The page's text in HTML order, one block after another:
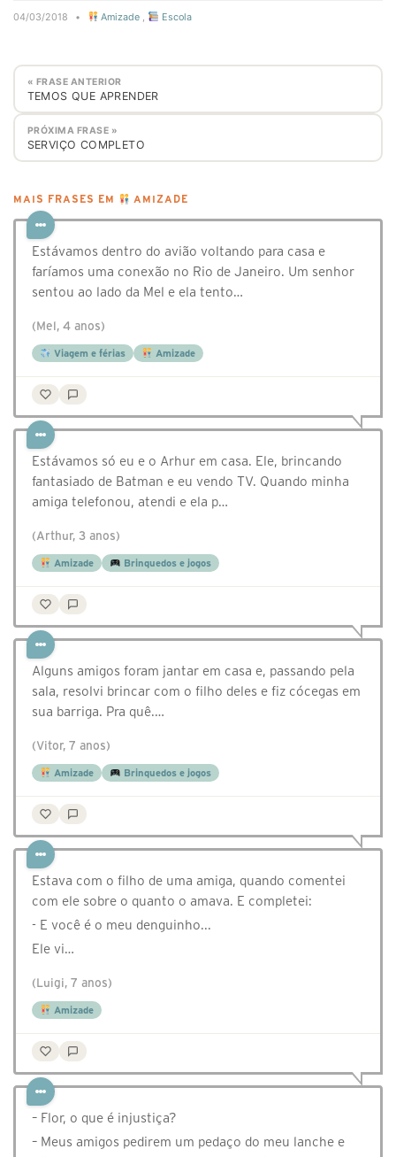
04/03/2018 • Amizade , Escola
« FRASE ANTERIOR
TEMOS QUE APRENDER
PRÓXIMA FRASE »
SERVIÇO COMPLETO
MAIS FRASES EM AMIZADE
Estávamos dentro do avião voltando para casa e
faríamos uma conexão no Rio de Janeiro. Um senhor
sentou ao lado da Mel e ela tento…
(Mel, 4 anos)
Viagem e férias Amizade
Estávamos só eu e o Arhur em casa. Ele, brincando
fantasiado de Batman e eu vendo TV. Quando minha
amiga telefonou, atendi e ela p…
(Arthur, 3 anos)
Amizade Brinquedos e jogos
Alguns amigos foram jantar em casa e, passando pela
sala, resolvi brincar com o filho deles e fiz cócegas em
sua barriga. Pra quê.…
(Vitor, 7 anos)
Amizade Brinquedos e jogos
Estava com o filho de uma amiga, quando comentei
com ele sobre o quanto o amava. E completei:
- E você é o meu denguinho...
Ele vi…
(Luigi, 7 anos)
Amizade
– Flor, o que é injustiça?
– Meus amigos pedirem um pedaço do meu lanche e